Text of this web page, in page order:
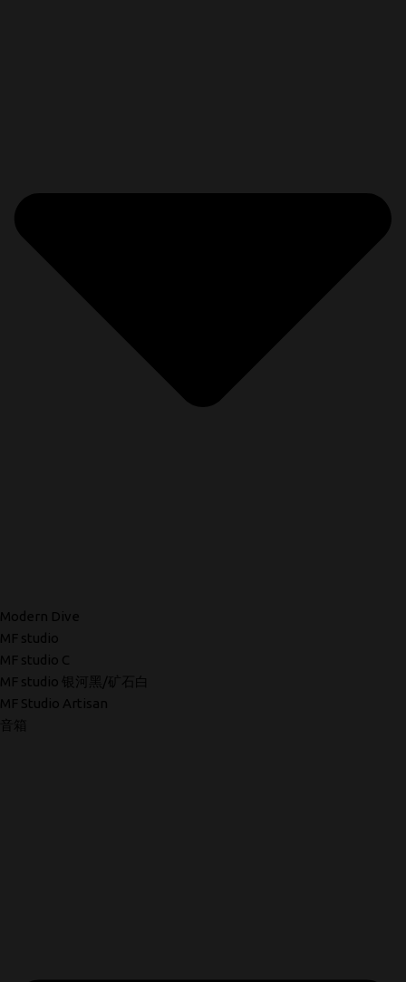
Modern Dive
MF studio
MF studio C
MF studio 银河黑/矿石白
MF Studio Artisan
音箱